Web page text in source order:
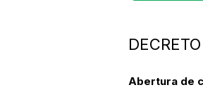
Abertura de